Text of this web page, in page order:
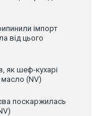
імпорт
від цього
як шеф-кухарі
(NV)
поскаржилась